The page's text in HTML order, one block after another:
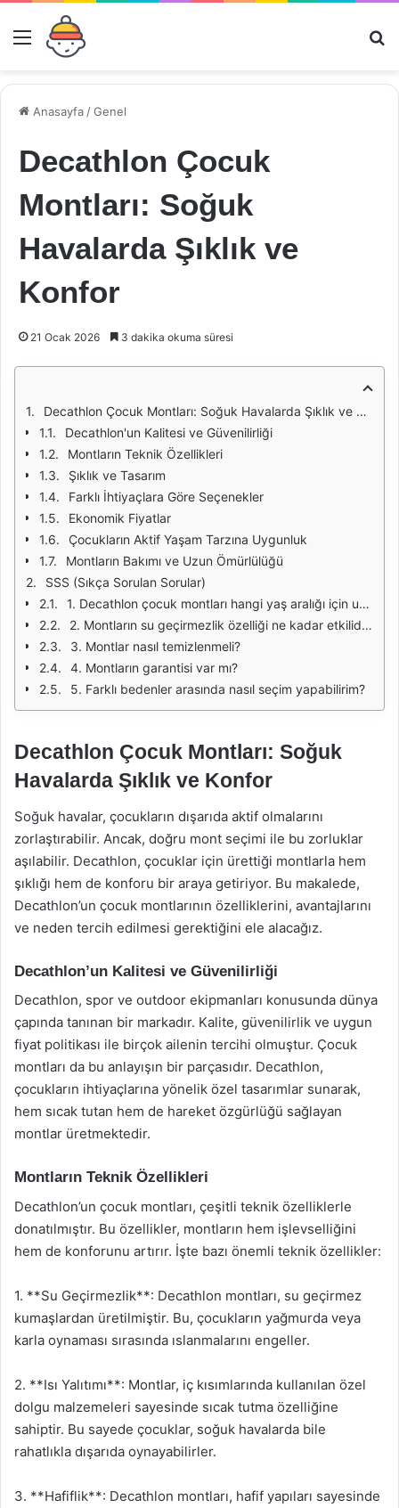
Menü
Anasayfa /Genel
Decathlon Çocuk
Montları: Soğuk
Havalarda Şıklık ve
Konfor
21 Ocak 2026 3 dakika okuma süresi
Decathlon Çocuk Montları: Soğuk Havalarda Şıklık ve Konfor
Decathlon'un Kalitesi ve Güvenilirliği
Montların Teknik Özellikleri
Şıklık ve Tasarım
Farklı İhtiyaçlara Göre Seçenekler
Ekonomik Fiyatlar
Çocukların Aktif Yaşam Tarzına Uygunluk
Montların Bakımı ve Uzun Ömürlülüğü
SSS (Sıkça Sorulan Sorular)
1. Decathlon çocuk montları hangi yaş aralığı için uygundur?
2. Montların su geçirmezlik özelliği ne kadar etkilidir?
3. Montlar nasıl temizlenmeli?
4. Montların garantisi var mı?
5. Farklı bedenler arasında nasıl seçim yapabilirim?
Decathlon Çocuk Montları: Soğuk
Havalarda Şıklık ve Konfor
Soğuk havalar, çocukların dışarıda aktif olmalarını
zorlaştırabilir. Ancak, doğru mont seçimi ile bu zorluklar
aşılabilir. Decathlon, çocuklar için ürettiği montlarla hem
şıklığı hem de konforu bir araya getiriyor. Bu makalede,
Decathlon’un çocuk montlarının özelliklerini, avantajlarını
ve neden tercih edilmesi gerektiğini ele alacağız.
Decathlon’un Kalitesi ve Güvenilirliği
Decathlon, spor ve outdoor ekipmanları konusunda dünya
çapında tanınan bir markadır. Kalite, güvenilirlik ve uygun
fiyat politikası ile birçok ailenin tercihi olmuştur. Çocuk
montları da bu anlayışın bir parçasıdır. Decathlon,
çocukların ihtiyaçlarına yönelik özel tasarımlar sunarak,
hem sıcak tutan hem de hareket özgürlüğü sağlayan
montlar üretmektedir.
Montların Teknik Özellikleri
Decathlon’un çocuk montları, çeşitli teknik özelliklerle
donatılmıştır. Bu özellikler, montların hem işlevselliğini
hem de konforunu artırır. İşte bazı önemli teknik özellikler:
1. **Su Geçirmezlik**: Decathlon montları, su geçirmez
kumaşlardan üretilmiştir. Bu, çocukların yağmurda veya
karla oynaması sırasında ıslanmalarını engeller.
2. **Isı Yalıtımı**: Montlar, iç kısımlarında kullanılan özel
dolgu malzemeleri sayesinde sıcak tutma özelliğine
sahiptir. Bu sayede çocuklar, soğuk havalarda bile
rahatlıkla dışarıda oynayabilirler.
3. **Hafiflik**: Decathlon montları, hafif yapıları sayesinde